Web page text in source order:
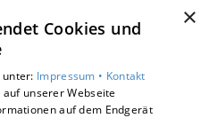
×
Cookies und
Impressum • Kontakt
unserer Webseite
auf dem Endgerät